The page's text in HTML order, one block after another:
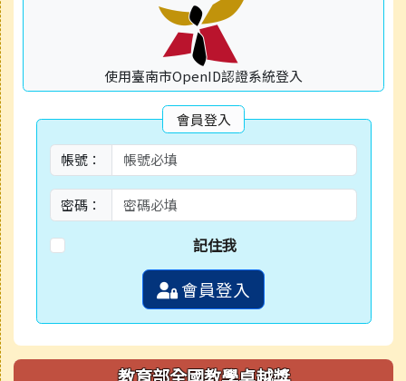
使用臺南市OpenID認證系統登入
會員登入
帳號：
密碼：
記住我
會員登入